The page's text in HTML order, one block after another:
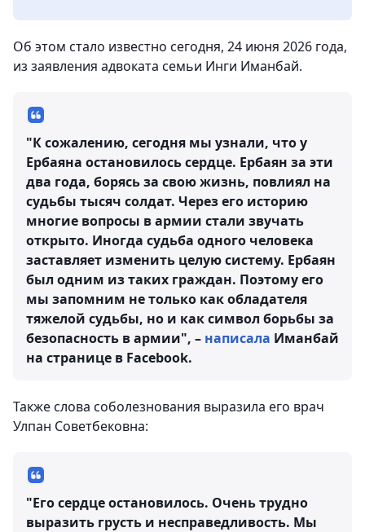
Об этом стало известно сегодня, 24 июня 2026 года,
из заявления адвоката семьи Инги Иманбай.
"К сожалению, сегодня мы узнали, что у
Ербаяна остановилось сердце. Ербаян за эти
два года, борясь за свою жизнь, повлиял на
судьбы тысяч солдат. Через его историю
многие вопросы в армии стали звучать
открыто. Иногда судьба одного человека
заставляет изменить целую систему. Ербаян
был одним из таких граждан. Поэтому его
мы запомним не только как обладателя
тяжелой судьбы, но и как символ борьбы за
безопасность в армии", – написала Иманбай
на странице в Facebook.
Также слова соболезнования выразила его врач
Улпан Советбековна:
"Его сердце остановилось. Очень трудно
выразить грусть и несправедливость. Мы